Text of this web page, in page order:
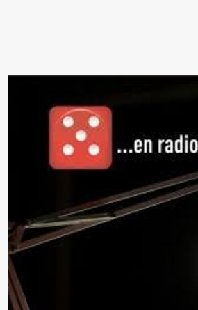
Furre Aam
crypt_ –
Anime
opera by
Yuri
Umemoto
Friday, 18 September
20:00